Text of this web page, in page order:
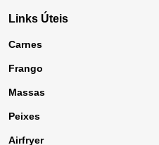
Links Úteis
Carnes
Frango
Massas
Peixes
Airfryer